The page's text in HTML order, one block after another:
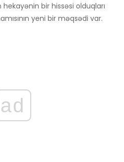
bir hissəsi olduqları
yeni bir məqsədi var.
ad